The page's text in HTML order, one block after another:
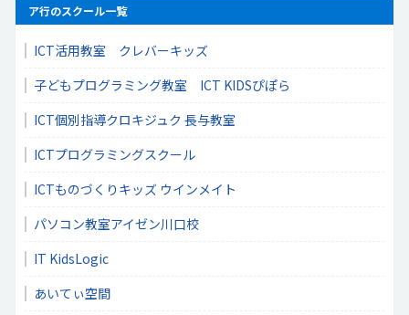
ア行のスクール一覧
ICT活用教室 クレバーキッズ
子どもプログラミング教室 ICT KIDSぴぽら
ICT個別指導クロキジュク 長与教室
ICTプログラミングスクール
ICTものづくりキッズ ウインメイト
パソコン教室アイゼン川口校
IT KidsLogic
あいてぃ空間